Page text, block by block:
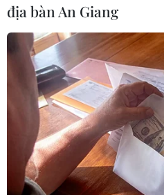
địa bàn An Giang